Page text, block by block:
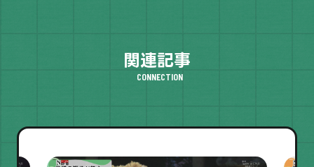
関連記事
CONNECTION